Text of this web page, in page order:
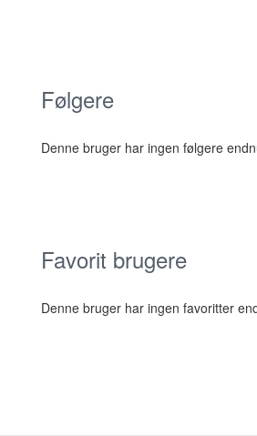
Følgere
Denne bruger har ingen følgere
Favorit brugere
Denne bruger har ingen favoritter